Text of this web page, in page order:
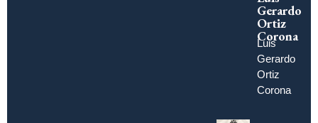
Gerardo
Ortiz
Corona
Luis
Gerardo
Ortiz
Corona